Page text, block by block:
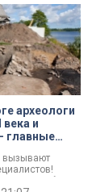
собрания
отметили:
самого
Великой
Победа
городу с севера
археологи
века и
главные
вызывают